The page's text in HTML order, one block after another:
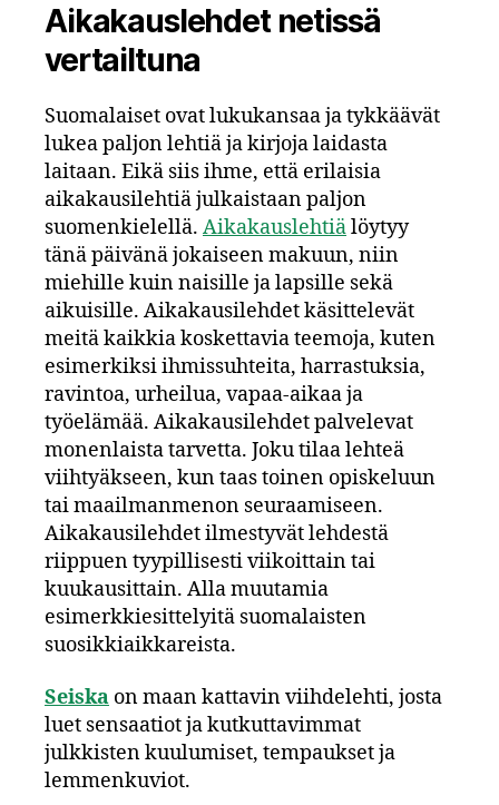
Aikakauslehdet netissä
vertailtuna
Suomalaiset ovat lukukansaa ja tykkäävät
lukea paljon lehtiä ja kirjoja laidasta
laitaan. Eikä siis ihme, että erilaisia
aikakausilehtiä julkaistaan paljon
suomenkielellä. Aikakauslehtiälöytyy
tänä päivänä jokaiseen makuun, niin
miehille kuin naisille ja lapsille sekä
aikuisille. Aikakausilehdet käsittelevät
meitä kaikkia koskettavia teemoja, kuten
esimerkiksi ihmissuhteita, harrastuksia,
ravintoa, urheilua, vapaa-aikaa ja
työelämää. Aikakausilehdet palvelevat
monenlaista tarvetta. Joku tilaa lehteä
viihtyäkseen, kun taas toinen opiskeluun
tai maailmanmenon seuraamiseen.
Aikakausilehdet ilmestyvät lehdestä
riippuen tyypillisesti viikoittain tai
kuukausittain. Alla muutamia
esimerkkiesittelyitä suomalaisten
suosikkiaikkareista.
Seiska on maan kattavin viihdelehti, josta
luet sensaatiot ja kutkuttavimmat
julkkisten kuulumiset, tempaukset ja
lemmenkuviot.